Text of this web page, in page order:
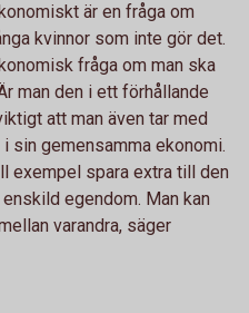
är en fråga om
kvinnor som inte gör det.
fråga om man ska
man den i ett förhållande
att man även tar med
sin gemensamma ekonomi.
exempel spara extra till den
egendom. Man kan
varandra, säger